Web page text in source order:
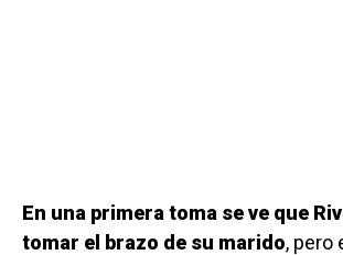
En una primera toma se ve que
tomar el brazo de su marido, pero